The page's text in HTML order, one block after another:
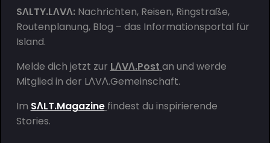
SΛLTY.LΛVΛ:Nachrichten, Reisen, Ringstraße,
Routenplanung, Blog – das Informationsportal für
Island.
Melde dich jetzt zur LΛVΛ.Post an und werde
Mitglied in der LΛVΛ.Gemeinschaft.
Im SΛLT.Magazine findest du inspirierende
Stories.